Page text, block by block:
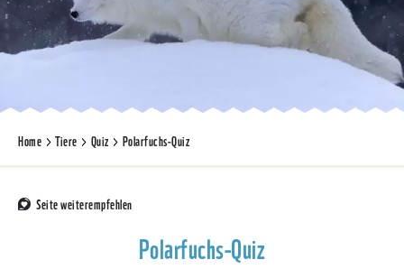
Home Tiere Quiz Polarfuchs-Quiz
Seite weiterempfehlen
Polarfuchs-Quiz